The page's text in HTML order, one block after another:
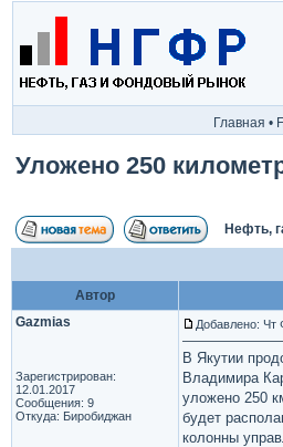
Главная •
Уложено 250
Нефть,
Автор
Gazmias
Зарегистрирован:
12.01.2017
Сообщения: 9
Откуда: Биробиджан
Добавлено: Чт
В Якутии
Владимира
уложено 250
будет
колонны